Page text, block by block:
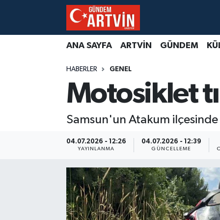
ANA SAYFA ARTVİN GÜNDEM
HABERLER GENEL
Motosiklet
Samsun'un Atakum ilçesinde
04.07.2026 - 12:26
YAYINLANMA
04.07.2026 - 12:39
GÜNCELLEME